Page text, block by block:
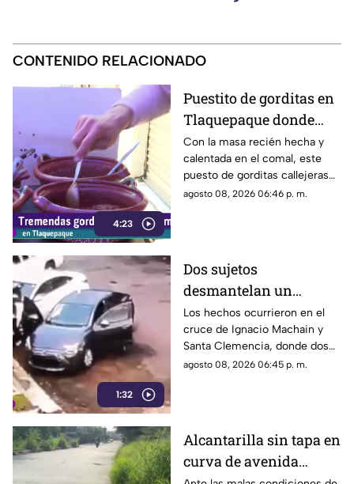
CONTENIDO RELACIONADO
4:23
Puestito de gorditas en
Tlaquepaque donde
una nunca es suficiente
Con la masa recién hecha y
calentada en el comal, este
puesto de gorditas callejeras
en Tlaquepaque promete
agosto 08, 2026 06:46 p. m.
1:32
Dos sujetos
desmantelan un
vehículo a plena luz del
día en Guadalajara
Los hechos ocurrieron en el
cruce de Ignacio Machain y
Santa Clemencia, donde dos
sujetos fueron captados
agosto 08, 2026 06:45 p. m.
Alcantarilla sin tapa en
curva de avenida